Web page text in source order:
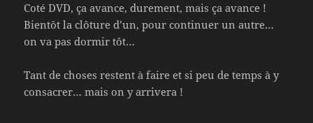
Coté DVD, ça avance, durement, mais ça avance !
Bientôt la clôture d’un, pour continuer un autre…
on va pas dormir tôt…
Tant de choses restent à faire et si peu de temps à y
consacrer… mais on y arrivera !